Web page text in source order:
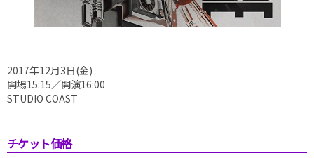
2017年12月3日(金)
開場15:15／開演16:00
STUDIO COAST
チケット価格